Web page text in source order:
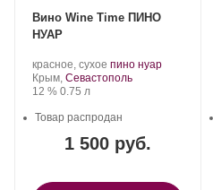
Вино Wine Time ПИНО
НУАР
Производитель:
Wine
Time.
красное, сухое .
Сорт
пино нуар.
Регион:
Крым, Севастополь
Крепость
12 %. Объем
0.75 л
1 500 руб.
Товар распродан